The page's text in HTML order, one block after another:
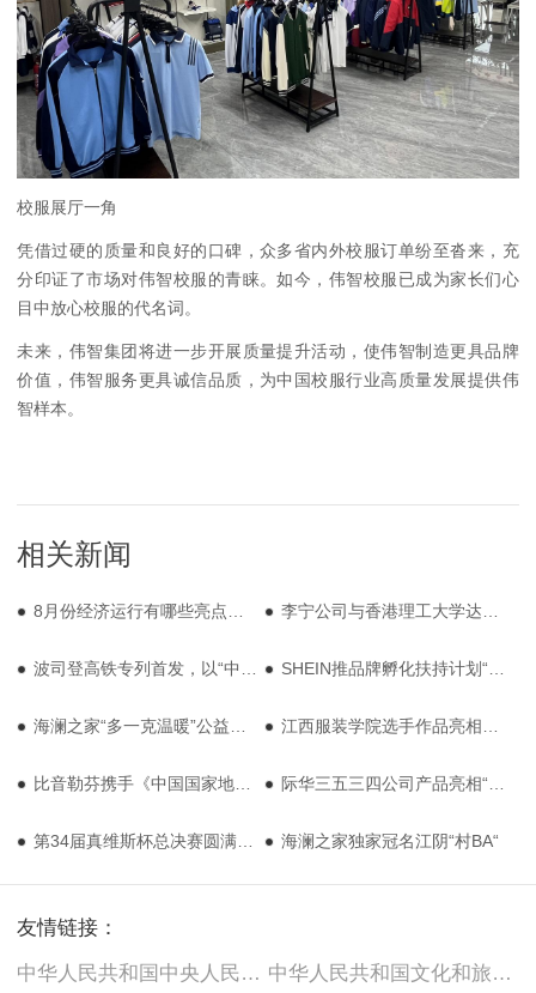
校服展厅一角
凭借过硬的质量和良好的口碑，众多省内外校服订单纷至沓来，充
分印证了市场对伟智校服的青睐。如今，伟智校服已成为家长们心
目中放心校服的代名词。
未来，伟智集团将进一步开展质量提升活动，使伟智制造更具品牌
价值，伟智服务更具诚信品质，为中国校服行业高质量发展提供伟
智样本。
相关新闻
8月份经济运行有哪些亮点和积极变化？ 李宁公司与香港理工大学达成战略合作，设立联合运动科学研究中心
波司登高铁专列首发，以“中国速度”引领世界潮流 SHEIN推品牌孵化扶持计划“SHEIN Xcelerator” 持续助产业升级与生态繁荣
海澜之家“多一克温暖”公益行动走进四川小金县 江西服装学院选手作品亮相2025中国国际时装周（秋季）· 江服日
比音勒芬携手《中国国家地理》，打造高端运动户外生活方式 际华三五三四公司产品亮相“九·三”阅兵
第34届真维斯杯总决赛圆满落幕 海澜之家独家冠名江阴“村BA“
友情链接：
中华人民共和国中央人民政府
中华人民共和国文化和旅游部